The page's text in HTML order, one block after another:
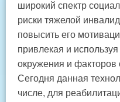
широкий спектр
риски тяжелой
повысить его
привлекая и
окружения и
Сегодня данная
числе, для